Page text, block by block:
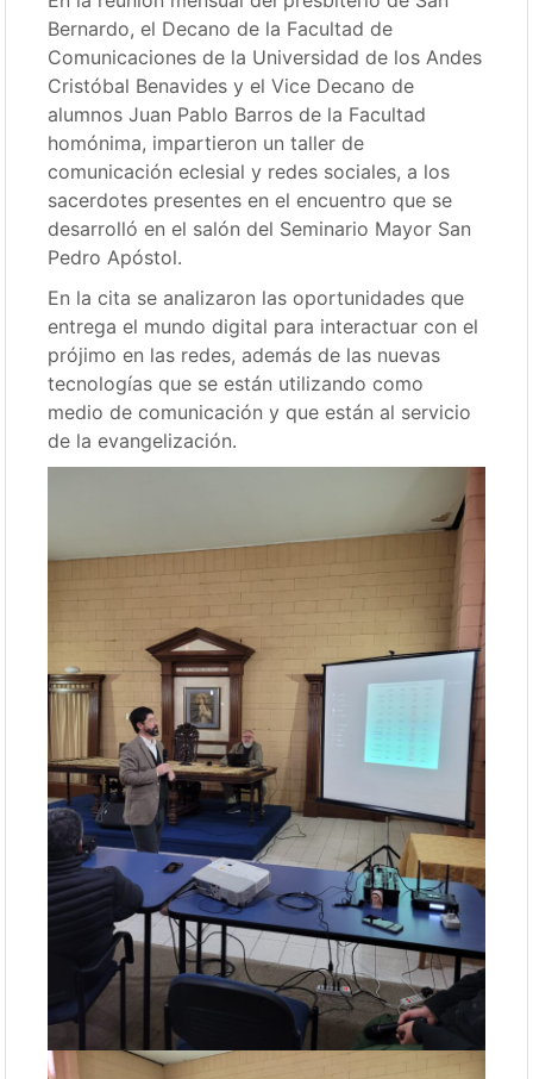
Bernardo, el Decano de la Facultad de
Comunicaciones de la Universidad de los Andes
Cristóbal Benavides y el Vice Decano de
alumnos Juan Pablo Barros de la Facultad
homónima, impartieron un taller de
comunicación eclesial y redes sociales, a los
sacerdotes presentes en el encuentro que se
desarrolló en el salón del Seminario Mayor San
Pedro Apóstol.
En la cita se analizaron las oportunidades que
entrega el mundo digital para interactuar con el
prójimo en las redes, además de las nuevas
tecnologías que se están utilizando como
medio de comunicación y que están al servicio
de la evangelización.